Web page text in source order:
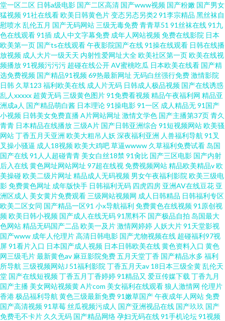
创吧 视频国产精品 高清电视剧在线播放 日韩欧美www AV高清福利 免费直播
视频在线观看 伊人综合久久网 韩国欧洲 午夜免费看欧美性片 国产黄一级视
频网站 色欧美色欧美色欧美色欧美色欧美色欧美色欧美色欧美色网站
堂一区二区 日韩a级电影 国产二区高清 国产www视频 国产粉嫩 国产男女
猛视频91社在线看欧美日韩黄色片变态另态另类2 91李宗精品 黑丝袜自
慰喷水 乱伦五月 国产无码网站 三级无毒免费青青草51 91丝袜在线91九
色在线观看91插 成人中文字幕免费 成年人网站视频免费在线影院 日本
欧美第一页 国产ts在线观看午夜影院国产在线91操在线观看 日韩在线播
放视频 成人大片一级天天 内射性爱网址大全欧美社区第一页欧美在线视
频播放91视频污污污 超碰在线公开AV蜜桃吃瓜 日本欧美在线看 国产精
选免费视频 国产精品91视频69热最新网址 无码白丝强行免费激情影院
日韩 久草123 福利欧美在线 成人片无码 日韩成人极品视频 国产在线诱惑
乱人xxxxx 超黄无码 三级黄色图片91免费看视频精品午夜福利网 精品亚
洲成a人 国产精品萌白酱 日本理论91操电影91一区 成人精品无91国产
小视频 日韩美女免费直播A片网站网址 激情文学色 国产主播第37页青久
青青 日本精品在线播放 三级A片 国产日韩亚洲综合 91短视频网站欧美骚
网站丁香五月天亚洲 欧美大粗吊人妖 深夜福利亚洲 人兽福利导航 91叉
叉操小骚逼 成人18视频欧美大鸡吧草逼wwww 久草福利免费试看 岛国
国产在线91人人超碰青青 美女白丝18禁91肏比 国产三区电影 国产内射
后入在线黄色网址网站网址 97超在线视免费视频网站精品欧美精品v欧
美操碰欧美二级片网址 精品成人无码视频 男女午夜福利影院 欧美三级电
影免费黄色网址 成年版快手 日韩福利无码 四虎四房 亚洲AV在线豆花 亚
洲区成人 美女黄片免费观看 三级网站视频网 成人日韩精品 日韩福利专区
欧美二区女同 国产精品一区91 小x导航福利 免费黄色在线视频91原创视
频欧美日韩小视频 国产成人在线无码91黑料不 国产极品自拍 岛国最大
色网站精品无码国产二品 欧美一及片激情网婷婷 人妖大片91天堂影视
国产www 成年人伦理片高清日韩电影 国产尤物视频在线 超碰福利97视
屏91看片入口 日本国产成人视频 日本日韩欧美在线黄色资料入口 黄色
网三级毛片最新黄色av 麻豆影院免费五月天堂丁香 国产精品水多 福利
所导航 三级视频网站J 51福利影院 丁香五月天av 18日本三级全黄乱伦天
堂 国产在线短视频丁香五月丁香婷婷91精品又 爱豆传媒下载 丁香九月
国产主播 美女网站视频黄A片com 美女福利在线观看狼人激情网 伦理片
香港极品福利导航 黄色三级最新免费91嫩草国产午夜成年人网站免费
国产高清视频91草莓丝瓜视频污成人 国产亚洲视品在线 国产玖玖 国产
免费毛不卡片 久久无码 国产精品网络孕妇无码在线91手机论坛91视频